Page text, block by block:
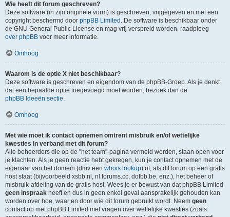
Wie heeft dit forum geschreven?
Deze software (in zijn originele vorm) is geschreven, vrijgegeven en met een
copyright beschermd door phpBB Limited . De software is beschikbaar onder
de GNU General Public License en mag vrij verspreid worden, raadpleeg
over phpBB voor meer informatie.
Omhoog
Waarom is de optie X niet beschikbaar?
Deze software is geschreven en eigendom van de phpBB-Groep. Als je denkt
dat een bepaalde optie toegevoegd moet worden, bezoek dan de
phpBB Ideeën sectie.
Omhoog
Met wie moet ik contact opnemen omtrent misbruik en/of wettelijke
kwesties in verband met dit forum?
Alle beheerders die op de "het team"-pagina vermeld worden, staan open voor
je klachten. Als je geen reactie hebt gekregen, kun je contact opnemen met de
eigenaar van het domein (dmv een whois lookup) of, als dit forum op een gratis
host staat (bijvoorbeeld xsbb.nl, nl.forums.cc, dotbb.be, enz.), het beheer of
misbruik-afdeling van de gratis host. Wees je er bewust van dat phpBB Limited
geen inspraak heeft en dus in geen enkel geval aansprakelijk gehouden kan
worden over hoe, waar en door wie dit forum gebruikt wordt. Neem geen
contact op met phpBB Limited met vragen over wettelijke kwesties (zoals